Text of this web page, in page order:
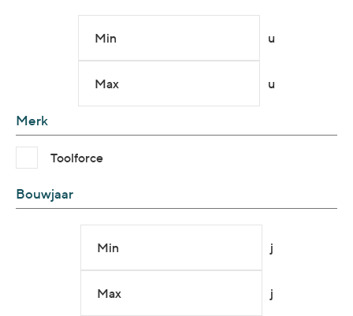
Min u
Max u
Merk
Toolforce
Bouwjaar
Min j
Max j